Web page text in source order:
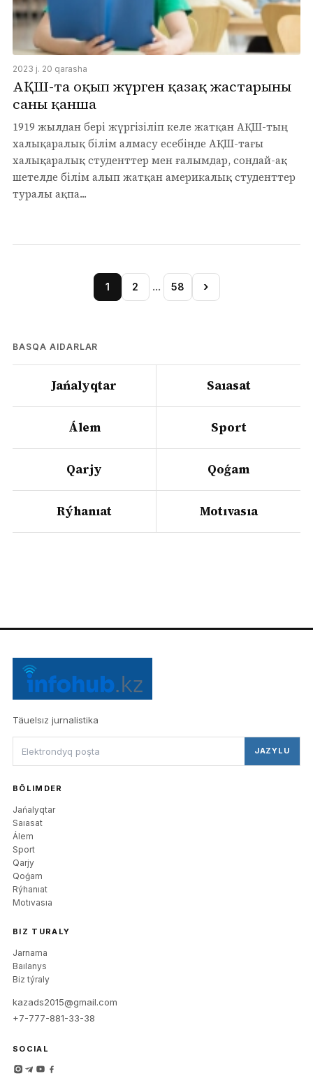
2023 j. 20 qarasha
АҚШ-та оқып жүрген қазақ жастарының
саны қанша
1919 жылдан бері жүргізіліп келе жатқан АҚШ-тың
халықаралық білім алмасу есебінде АҚШ-тағы
халықаралық студенттер мен ғалымдар, сондай-ақ
шетелде білім алып жатқан америкалық студенттер
туралы ақпа...
1 2 … 58 ›
BASQA AIDARLAR
Jańalyqtar Saıasat
Álem Sport
Qarjy Qoǵam
Rýhanıat Motıvasıa
Täuelsız jurnalistika
JAZYLU
BÖLIMDER
Jańalyqtar
Saıasat
Álem
Sport
Qarjy
Qoǵam
Rýhanıat
Motıvasıa
BIZ TURALY
Jarnama
Baılanys
Biz týraly
kazads2015@gmail.com
+7-777-881-33-38
SOCIAL